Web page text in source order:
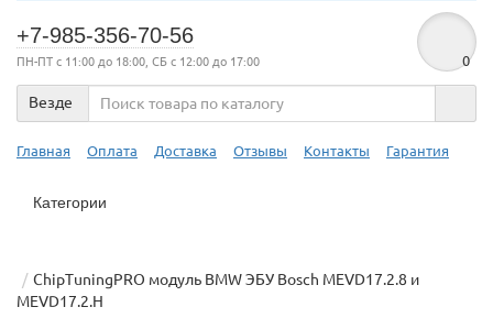
+7-985-356-70-56
ПН-ПТ с 11:00 до 18:00, СБ с 12:00 до 17:00 0
Везде
Главная Оплата Доставка Отзывы Контакты Гарантия
Категории
ChipTuningPRO модуль BMW ЭБУ Bosch MEVD17.2.8 и
MEVD17.2.H